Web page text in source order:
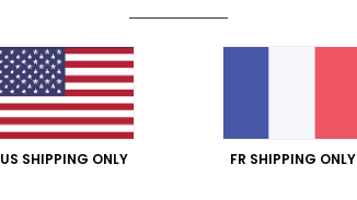
US SHIPPING ONLY FR SHIPPING ONLY